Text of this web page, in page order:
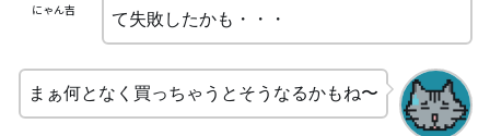
にゃん吉
て失敗したかも・・・
まぁ何となく買っちゃうとそうなるかもね〜